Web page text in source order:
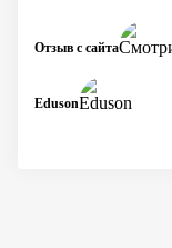
Eduson
Отзыв с сайта